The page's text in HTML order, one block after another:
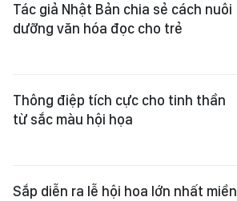
Tác giả Nhật Bản chia sẻ cách nuôi
dưỡng văn hóa đọc cho trẻ
Thông điệp tích cực cho tinh thần
từ sắc màu hội họa
Sắp diễn ra lễ hội hoa lớn nhất miền